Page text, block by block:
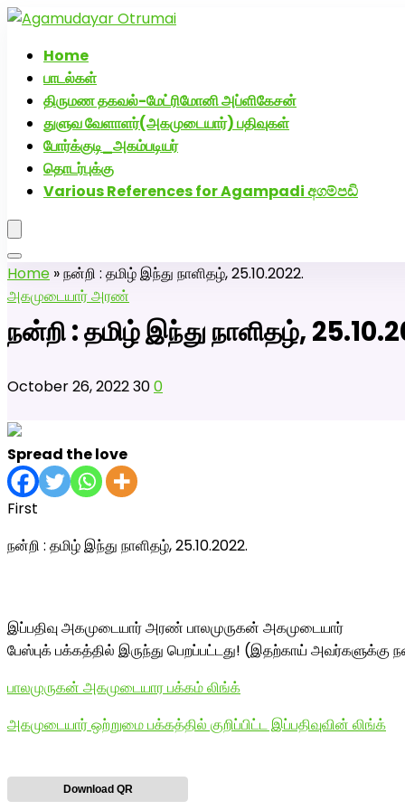
Home
பாடல்கள்
திருமண தகவல்-மேட்ரிமோனி அப்ளிகேசன்
துளுவ வேளாளர்(அகமுடையார்) பதிவுகள்
போர்க்குடி_அகம்படியர்
தொடர்புக்கு
Various References for Agampadi අගම්පඩි
Home »நன்றி : தமிழ் இந்து நாளிதழ், 25.10.2022.
அகமுடையார் அரண்
நன்றி : தமிழ் இந்து நாளிதழ்,
October 26, 2022300
Spread the love
First
நன்றி : தமிழ் இந்து நாளிதழ், 25.10.2022.
இப்பதிவு அகமுடையார் அரண் பாலமுருகன் அகமுடையார்
பேஸ்புக் பக்கத்தில் இருந்து பெறப்பட்டது! (இதற்காய் அவர்களுக்கு
பாலமுருகன் அகமுடையார பக்கம் லிங்க்
அகமுடையார் ஒற்றுமை பக்கத்தில் குறிப்பிட்ட இப்பதிவுவின் லிங்க்
Download QR
அகமுடையார் திருமண வரன்களுக்கு